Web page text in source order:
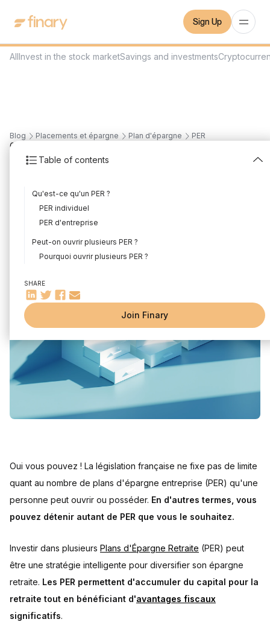
Sign Up
Blog Placements et épargne Plan d'épargne PER
Table of contents
Qu'est-ce qu'un PER ?
PER individuel
PER d'entreprise
Peut-on ouvrir plusieurs PER ?
Pourquoi ouvrir plusieurs PER ?
Peut-on avoir un PER entreprise et un PER individuel ?
Quel intérêt d'avoir plusieurs PER ?
Avoir un PER souscrit auprès d'une banque et une
assurance
Cumuler plusieurs offres commerciales
Éviter les frais de transfert entre d'un PER à un autre
Comment gérer plusieurs PER efficacement ?
Quels outils pour gérer plusieurs PER ?
Stratégies de versement sur plusieurs PER
SHARE
Join Finary
6
PER ?
Written byFlorian Corteel
Oui vous pouvez ! La législation française ne fixe pas de limite
quant au nombre de plans d'épargne entreprise (PER) qu'une
personne peut ouvrir ou posséder. En d'autres termes, vous
pouvez détenir autant de PER que vous le souhaitez.
Investir dans plusieurs Plans d'Épargne Retraite (PER) peut
être une stratégie intelligente pour diversifier son épargne
retraite. Les PER permettent d'accumuler du capital pour la
retraite tout en bénéficiant d'avantages fiscaux
significatifs.
AllInvest in the stock marketSavings and investments